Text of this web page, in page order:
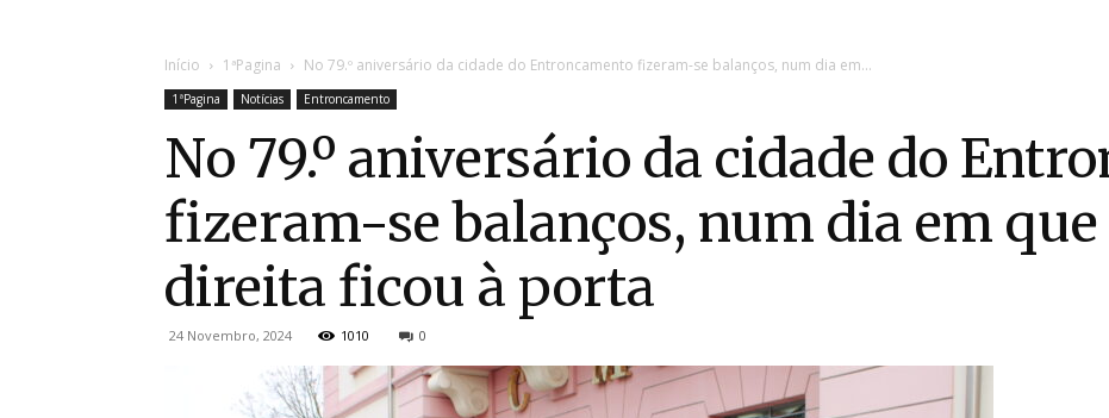
Início 1ªPagina No 79.º aniversário da cidade do Entroncamento fizeram-se balanços, num dia em...
1ªPagina Notícias Entroncamento
No 79.º aniversário da cidade do
fizeram-se balanços, num dia em
direita ficou à porta
24 Novembro, 2024 1010 0